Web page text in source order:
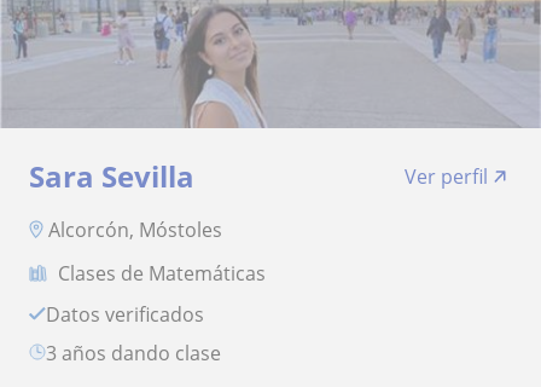
Sara Sevilla
Ver perfil
Alcorcón, Móstoles
Clases de Matemáticas
Datos verificados
3 años dando clase